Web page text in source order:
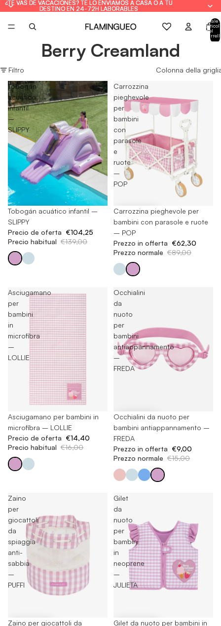
¿TE VAS DE VACACIONES? TE LO ENVIAMOS A CASA O A TU
DESTINO EN 24-72H LABORABLES
¿TE VAS DE VACACIONES? TE LO ENVIAMOS A CASA O A TU
DESTINO EN 24-72H LABORABLES
Totale
articoli
nel
Berry Creamland
Filtro
Colonna della
Tobogán
acuático
infantil
–
SLIPPY
-25%
Tobogán acuático infantil –
SLIPPY
Precio de oferta €104,25
Precio habitual €139,00
Carrozzina
pieghevole
per
bambini
con
parasole
e
ruote
–
POP
-30%
Carrozzina pieghevole per
bambini con parasole e ruote
– POP
Prezzo in offerta €62,30
Prezzo normale €89,00
Asciugamano
per
bambini
in
microfibra
–
LOLLIE
Esaurito
Asciugamano per bambini in
microfibra – LOLLIE
Precio de oferta €14,40
Precio habitual €16,00
Occhialini
da
nuoto
per
bambini
antiappannamento
–
FREDA
-40%
Occhialini da nuoto per
bambini antiappannamento –
FREDA
Prezzo in offerta €9,00
Prezzo normale €15,00
Zaino
per
giocattoli
da
spiaggia
anti-
sabbia
–
PUFFI
-25%
Zaino per giocattoli da
Gilet
da
nuoto
per
bambini
in
neoprene
–
JULIETA
-35%
Gilet da nuoto per bambini in